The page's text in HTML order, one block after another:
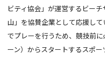
ビティ協会」が運営するビー
山」を協賛企業として応援し
でプレーを行うため、競技前
ーン）からスタートするスポ